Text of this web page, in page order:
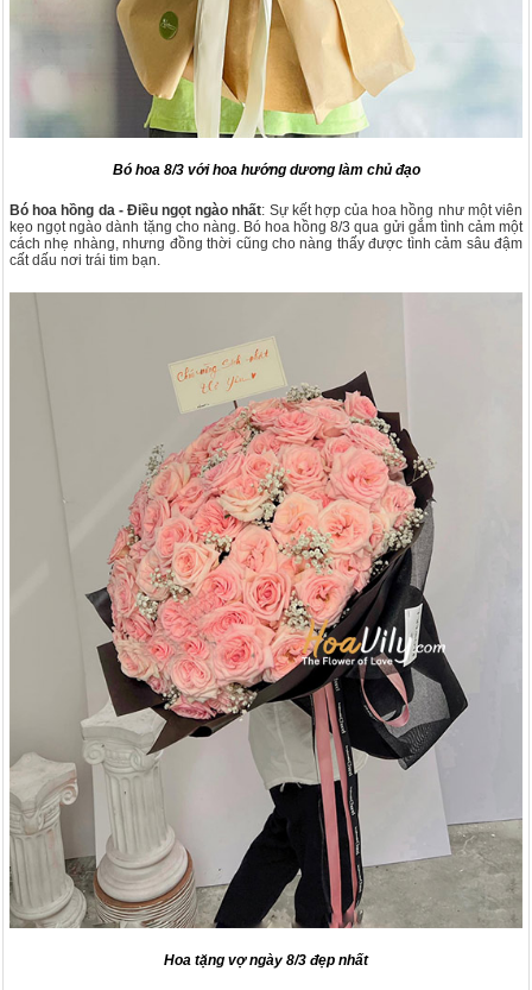
Bó hoa 8/3 với hoa hướng dương làm chủ đạo
Bó hoa hồng da - Điều ngọt ngào nhất: Sự kết hợp của hoa hồng như một viên
kẹo ngọt ngào dành tặng cho nàng. Bó hoa hồng 8/3 qua gửi gắm tình cảm một
cách nhẹ nhàng, nhưng đồng thời cũng cho nàng thấy được tình cảm sâu đậm
cất dấu nơi trái tim bạn.
Hoa tặng vợ ngày 8/3 đẹp nhất